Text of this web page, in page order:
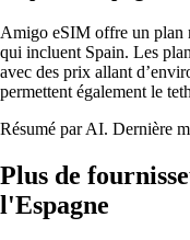
Amigo eSIM offre un plan
qui incluent Spain. Les
avec des prix allant
permettent également le
Résumé par AI. Dernière
Plus de
l'Espagne